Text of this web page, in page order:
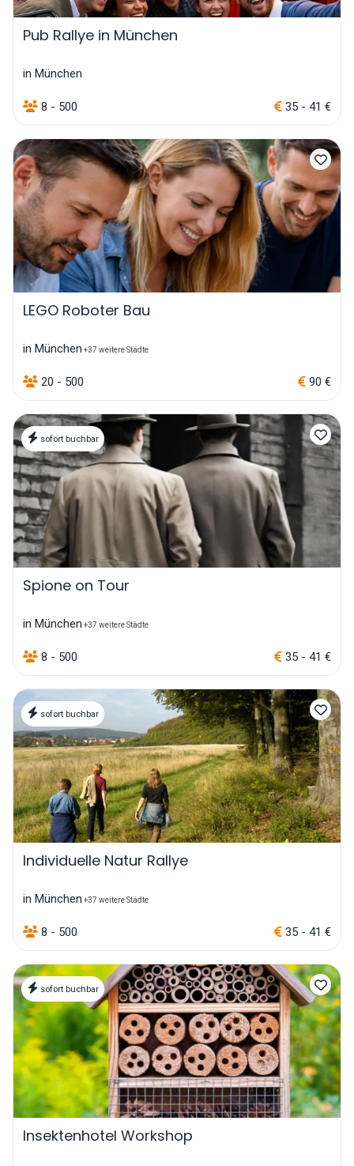
Pub Rallye in München
in München
8 - 500 35 - 41 €
LEGO Roboter Bau
in München +37 weitere Städte
20 - 500 90 €
sofort buchbar
Spione on Tour
in München +37 weitere Städte
8 - 500 35 - 41 €
sofort buchbar
Individuelle Natur Rallye
in München +37 weitere Städte
8 - 500 35 - 41 €
sofort buchbar
Insektenhotel Workshop